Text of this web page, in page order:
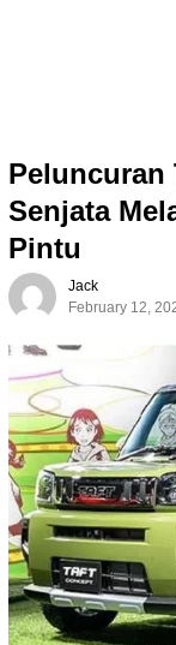
Peluncuran
Senjata
Pintu
Jack
February 12,